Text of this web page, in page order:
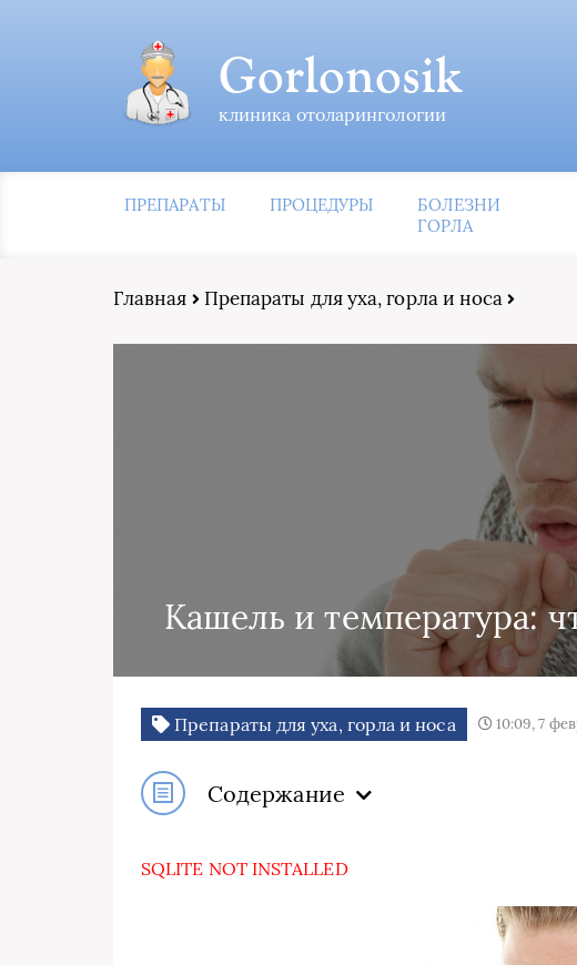
Gorlonosik
клиника отоларингологии
ПРЕПАРАТЫ ПРОЦЕДУРЫ
БОЛЕЗНИ
ГОРЛА
Главная Препараты для уха, горла и носа
Кашель и температура:
Препараты для уха, горла и носа 10:09, 7
Содержание
SQLITE NOT INSTALLED